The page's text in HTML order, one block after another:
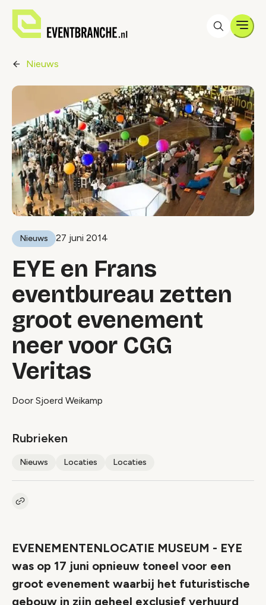
Nieuws
Nieuws 27 juni 2014
EYE en Frans
eventbureau zetten
groot evenement
neer voor CGG
Veritas
Door Sjoerd Weikamp
Rubrieken
Nieuws Locaties Locaties
Kopieer link naar artikel
EVENEMENTENLOCATIE MUSEUM - EYE
was op 17 juni opnieuw toneel voor een
groot evenement waarbij het futuristische
gebouw in zijn geheel exclusief verhuurd